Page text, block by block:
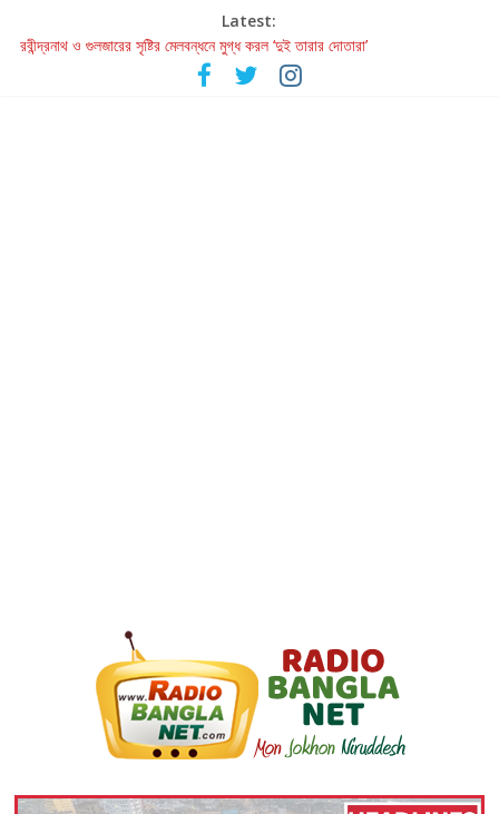
Latest:
রবীন্দ্রনাথ ও গুলজারের সৃষ্টির মেলবন্ধনে মুগ্ধ করল ‘দুই তারার দোতারা’
কলের গান থেকে রীলস্ — বাঙালির গান শোনার বিবর্তনের গল্প
জগন্নাথমঙ্গলম্ — বাংলায় প্রথমবার মঞ্চে এবার রথযাত্রার উদযাপন